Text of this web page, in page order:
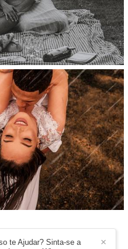
✕
te Ajudar? Sinta-se a